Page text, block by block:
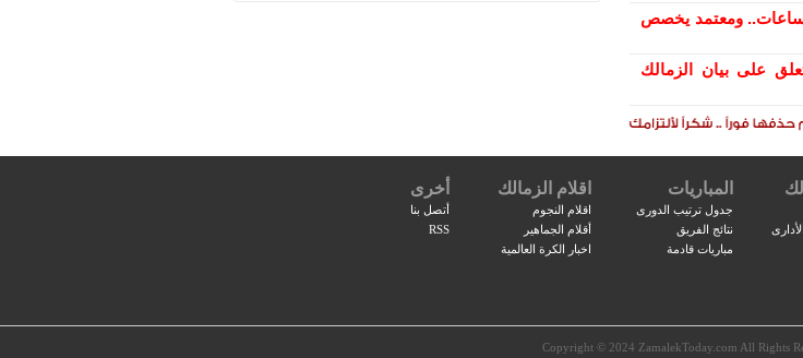
ساعات.. ومعتمد يخصص
على بيان الزمالك
المباريات
جدول ترتيب الدورى
نتائج الفريق
مباريات قادمة
اقلام الزمالك
اقلام النجوم
أقلام الجماهير
اخبار الكرة العالمية
أخرى
أتصل بنا
RSS
Copyright © 2024 ZamalekToday.com All Rights